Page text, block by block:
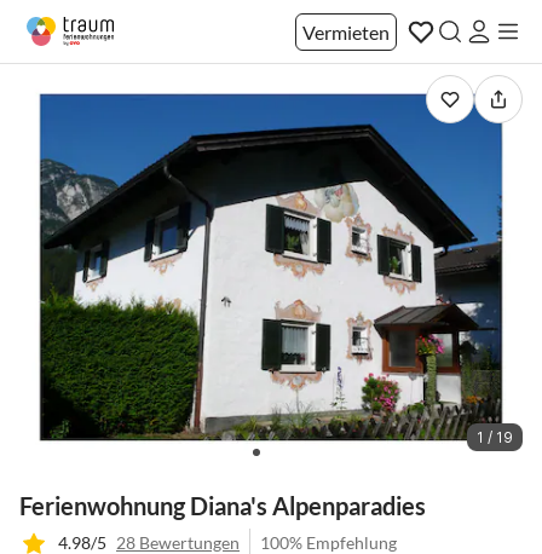
Vermieten
1 / 19
Ferienwohnung Diana's Alpenparadies
4.98/5 28 Bewertungen 100% Empfehlung